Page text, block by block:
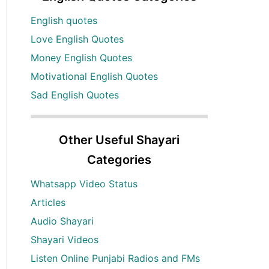
English quotes
Love English Quotes
Money English Quotes
Motivational English Quotes
Sad English Quotes
Other Useful Shayari
Categories
Whatsapp Video Status
Articles
Audio Shayari
Shayari Videos
Listen Online Punjabi Radios and FMs